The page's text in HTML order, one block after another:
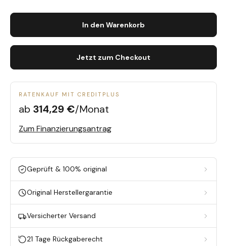
In den Warenkorb
Jetzt zum Checkout
RATENKAUF MIT CREDITPLUS
ab 314,29 €/Monat
Zum Finanzierungsantrag
Geprüft & 100% original
Original Herstellergarantie
Versicherter Versand
21 Tage Rückgaberecht